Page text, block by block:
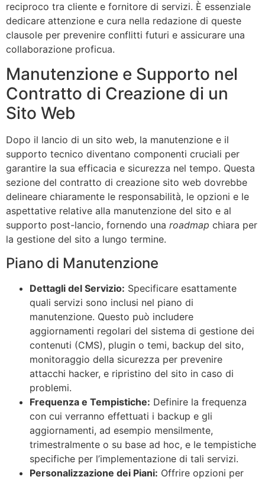
reciproco tra cliente e fornitore di servizi. È essenziale
dedicare attenzione e cura nella redazione di queste
clausole per prevenire conflitti futuri e assicurare una
collaborazione proficua.
Manutenzione e Supporto nel
Contratto di Creazione di un
Sito Web
Dopo il lancio di un sito web, la manutenzione e il
supporto tecnico diventano componenti cruciali per
garantire la sua efficacia e sicurezza nel tempo. Questa
sezione del contratto di creazione sito web dovrebbe
delineare chiaramente le responsabilità, le opzioni e le
aspettative relative alla manutenzione del sito e al
supporto post-lancio, fornendo una roadmap chiara per
la gestione del sito a lungo termine.
Piano di Manutenzione
Dettagli del Servizio: Specificare esattamente
quali servizi sono inclusi nel piano di
manutenzione. Questo può includere
aggiornamenti regolari del sistema di gestione dei
contenuti (CMS), plugin o temi, backup del sito,
monitoraggio della sicurezza per prevenire
attacchi hacker, e ripristino del sito in caso di
problemi.
Frequenza e Tempistiche: Definire la frequenza
con cui verranno effettuati i backup e gli
aggiornamenti, ad esempio mensilmente,
trimestralmente o su base ad hoc, e le tempistiche
specifiche per l’implementazione di tali servizi.
Personalizzazione dei Piani: Offrire opzioni per